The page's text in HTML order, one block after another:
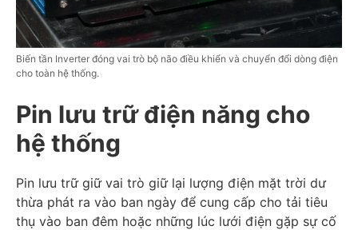
Biến tần Inverter đóng vai trò bộ não điều khiển và chuyển đổi dòng điện
cho toàn hệ thống.
Pin lưu trữ điện năng cho
hệ thống
Pin lưu trữ giữ vai trò giữ lại lượng điện mặt trời dư
thừa phát ra vào ban ngày để cung cấp cho tải tiêu
thụ vào ban đêm hoặc những lúc lưới điện gặp sự cố